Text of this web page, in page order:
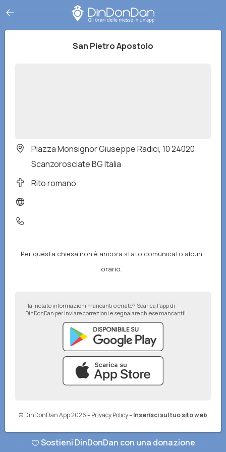
San Pietro Apostolo
Piazza Monsignor Giuseppe Radici, 10 24020
Scanzorosciate BG Italia
Rito romano
Per questa chiesa non è ancora stato comunicato alcun
orario.
Hai notato informazioni mancanti o errate? Scarica l'app di
DinDonDan per inviare correzioni e segnalare chiese mancanti!
© DinDonDan App 2026–Privacy Policy–Inserisci sul tuo sito web
Sostieni DinDonDan con una donazione